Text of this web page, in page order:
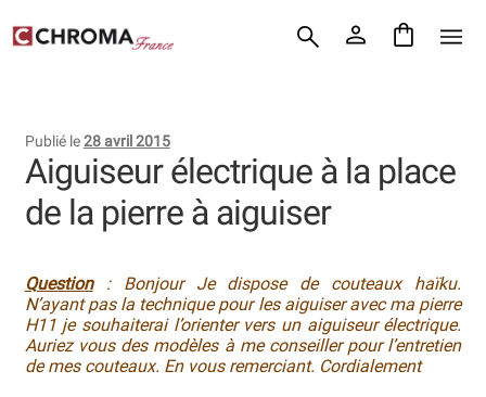
Aller
Aller
Chroma France
Commande
Conditions Générales de Vente
Demande de devis
Expédition le jour même
Publié le28 avril 2015
Aiguiseur électrique à la place
de la pierre à aiguiser
Question
: Bonjour Je dispose de couteaux haïku.
N’ayant pas la technique pour les aiguiser avec ma pierre
H11 je souhaiterai l’orienter vers un aiguiseur électrique.
Auriez vous des modèles à me conseiller pour l’entretien
de mes couteaux. En vous remerciant. Cordialement